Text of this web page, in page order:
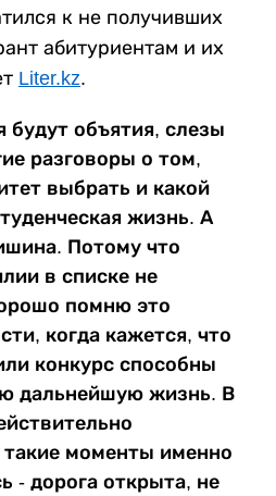
к не получивших
абитуриентам и их
Liter.kz.
будут объятия, слезы
разговоры о том,
выбрать и какой
жизнь. А
Потому что
в списке не
помню это
когда кажется, что
конкурс способны
дальнейшую жизнь. В
моменты именно
- дорога открыта, не